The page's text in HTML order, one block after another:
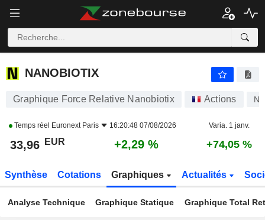
NANOBIOTIX
NANOBIOTIX
Graphique Force Relative Nanobiotix Actions
Temps réel Euronext Paris 16:20:48 07/08/2026 Varia. 1 janv.
33,96 EUR +2,29 % +74,05 %
Synthèse Cotations Graphiques Actualités
Analyse Technique Graphique Statique Graphique Total